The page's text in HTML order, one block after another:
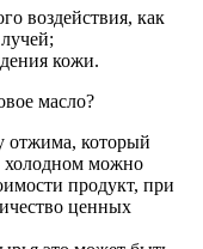
воздействия, как
кожи.
масло?
отжима, который
холодном можно
продукт, при
ценных